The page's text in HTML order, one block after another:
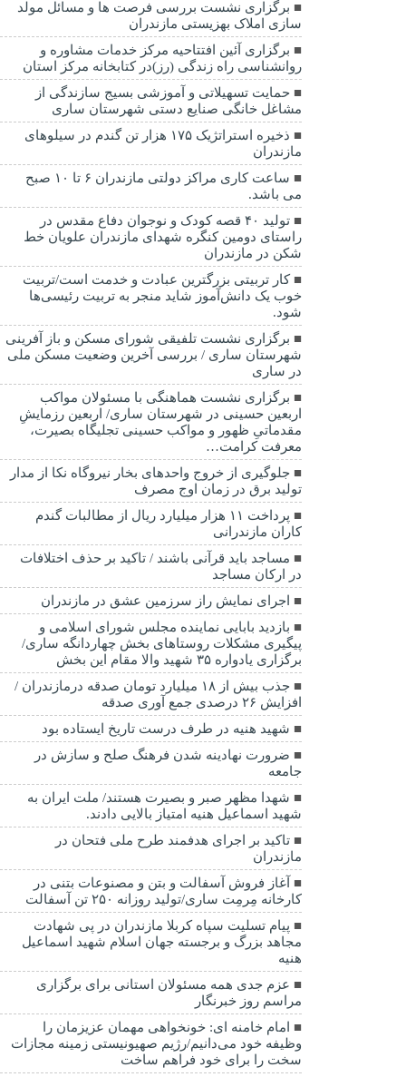
برگزاری نشست بررسی فرصت ها و مسائل مولد
سازی املاک بهزیستی مازندران
برگزاری آئین افتتاحیه مرکز خدمات مشاوره و
روانشناسی راه زندگی (رز)در کتابخانه مرکز استان
حمایت تسهیلاتی و آموزشی بسیج سازندگی از
مشاغل خانگی صنایع دستی شهرستان ساری
ذخیره استراتژیک ۱۷۵ هزار تن گندم در سیلوهای
مازندران
ساعت کاری مراکز دولتی مازندران ۶ تا ۱۰ صبح
می باشد.
تولید ۴۰ قصه کودک و نوجوان دفاع مقدس در
راستای دومین کنگره شهدای مازندران علویان خط
شکن در مازندران
کار تربیتی بزرگترین عبادت و خدمت است/تربیت
خوب یک دانش‌آموز شاید منجر به تربیت رئیسی‌ها
شود.
برگزاری ‌نشست تلفیقی شورای مسکن و باز آفرینی
شهرستان ساری / بررسی آخرین وضعیت مسکن ملی
در ساری
برگزاری نشست هماهنگی با مسئولان مواکب
اربعین حسینی در شهرستان ساری/ اربعین رزمایشِ
مقدماتیِ ظهور و مواکب حسینی تجلیگاه بصیرت،
معرفت کرامت…
جلوگیری از خروج واحدهای بخار نیروگاه نکا از مدار
تولید برق در زمان اوج مصرف
پرداخت ۱۱ هزار میلیارد ریال از مطالبات گندم
کاران مازندرانی
مساجد باید قرآنی باشند / تاکید بر حذف اختلافات
در ارکان مساجد
اجرای نمایش راز سرزمین عشق در مازندران
بازدید بابایی نماینده مجلس شورای اسلامی و
پیگیری مشکلات روستاهای بخش چهاردانگه ساری/
برگزاری یادواره ۳۵ شهید والا مقام این بخش
جذب بیش از ۱۸ میلیارد تومان صدقه درمازندران /
افزایش ۲۶ درصدی جمع آوری صدقه
شهید هنیه در طرف درست تاریخ ایستاده بود
ضرورت نهادینه شدن فرهنگ صلح و سازش در
جامعه
شهدا مظهر صبر و بصیرت هستند/ ملت ایران به
شهید اسماعیل هنیه امتیاز بالایی دادند.
تاکید بر اجرای هدفمند طرح ملی فتحان در
مازندران
آغاز فروش آسفالت و بتن و مصنوعات بتنی در
کارخانه مِرمِت ساری/تولید روزانه ۲۵۰ تن آسفالت
پیام تسلیت سپاه کربلا مازندران در پی شهادت
مجاهد بزرگ و برجسته جهان اسلام شهید اسماعیل
هنیه
عزم جدی همه مسئولان استانی برای برگزاری
مراسم روز خبرنگار
امام خامنه ای: خونخواهی مهمان عزیزمان را
وظیفه خود می‌دانیم/رژیم صهیونیستی زمینه مجازات
سخت را برای خود فراهم ساخت